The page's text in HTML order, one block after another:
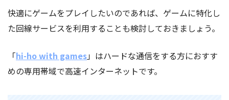
快適にゲームをプレイしたいのであれば、ゲームに特化し
た回線サービスを利用することも検討しておきましょう。
「hi-ho with games」はハードな通信をする方におすす
めの専用帯域で高速インターネットです。